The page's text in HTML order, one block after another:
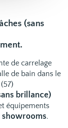
(sans
de carrelage
de bain dans le
brillance)
équipements
showrooms.